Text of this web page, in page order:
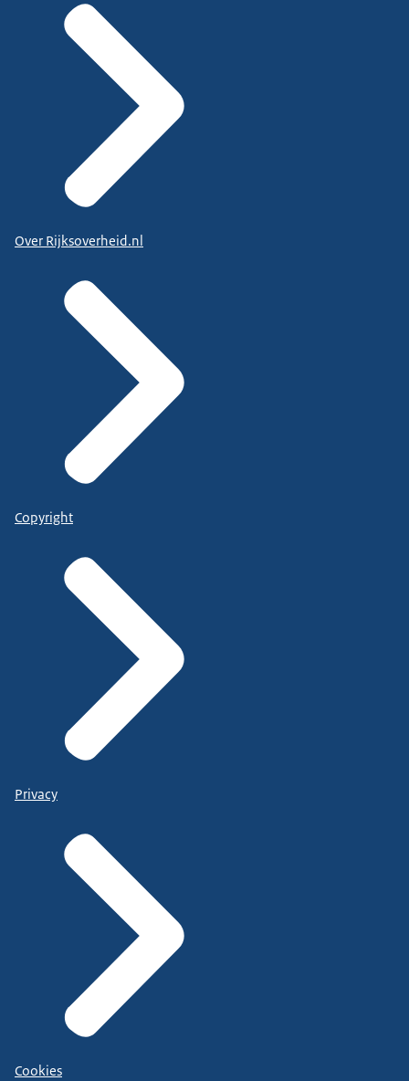
Over Rijksoverheid.nl
Copyright
Privacy
Cookies